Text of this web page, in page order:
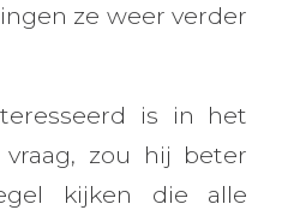
ze weer verder
is in het
zou hij beter
kijken die alle